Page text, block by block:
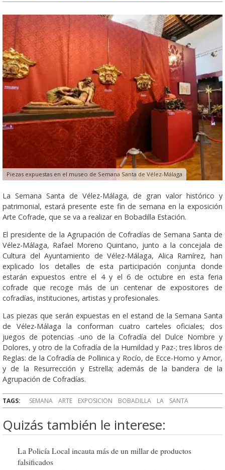
Piezas expuestas en el museo de Semana Santa de Vélez-Málaga
La Semana Santa de Vélez-Málaga, de gran valor histórico y
patrimonial, estará presente este fin de semana en la exposición
Arte Cofrade, que se va a realizar en Bobadilla Estación.
El presidente de la Agrupación de Cofradías de Semana Santa de
Vélez-Málaga, Rafael Moreno Quintano, junto a la concejala de
Cultura del Ayuntamiento de Vélez-Málaga, Alica Ramírez, han
explicado los detalles de esta participación conjunta donde
estarán expuestos entre el 4 y el 6 de octubre en esta feria
cofrade que recoge más de un centenar de expositores de
cofradías, instituciones, artistas y profesionales.
Las piezas que serán expuestas en el estand de la Semana Santa
de Vélez-Málaga la conforman cuatro carteles oficiales; dos
juegos de potencias -uno de la Cofradía del Dulce Nombre y
Dolores, y otro de la Cofradía de la Humildad y Paz-; tres libros de
Reglas: de la Cofradía de Pollinica y Rocío, de Ecce-Homo y Amor,
y de la Resurrección y Estrella; además de la bandera de la
Agrupación de Cofradías.
TAGS: SEMANA ARTE EXPOSICION BOBADILLA LA SANTA
Quizás también le interese:
La Policía Local incauta más de un millar de productos
falsificados